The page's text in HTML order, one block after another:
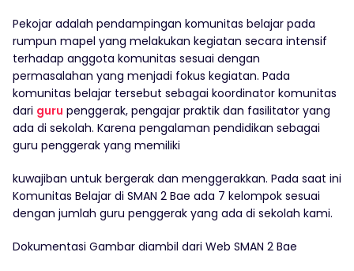
Pekojar adalah pendampingan komunitas belajar pada
rumpun mapel yang melakukan kegiatan secara intensif
terhadap anggota komunitas sesuai dengan
permasalahan yang menjadi fokus kegiatan. Pada
komunitas belajar tersebut sebagai koordinator komunitas
dari guru penggerak, pengajar praktik dan fasilitator yang
ada di sekolah. Karena pengalaman pendidikan sebagai
guru penggerak yang memiliki
kuwajiban untuk bergerak dan menggerakkan. Pada saat ini
Komunitas Belajar di SMAN 2 Bae ada 7 kelompok sesuai
dengan jumlah guru penggerak yang ada di sekolah kami.
Dokumentasi Gambar diambil dari Web SMAN 2 Bae